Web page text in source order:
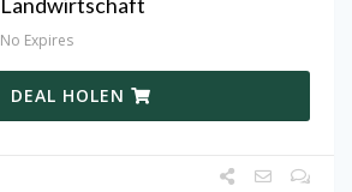
No Expires
DEAL HOLEN